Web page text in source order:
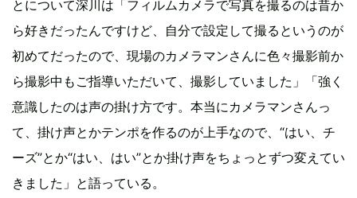
とについて深川は「フィルムカメラで写真を撮るのは昔か
ら好きだったんですけど、自分で設定して撮るというのが
初めてだったので、現場のカメラマンさんに色々撮影前か
ら撮影中もご指導いただいて、撮影していました」「強く
意識したのは声の掛け方です。本当にカメラマンさんっ
て、掛け声とかテンポを作るのが上手なので、“はい、チ
ーズ”とか“はい、はい”とか掛け声をちょっとずつ変えてい
きました」と語っている。